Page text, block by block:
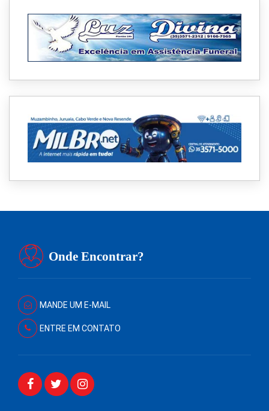
Onde Encontrar?
MANDE UM E-MAIL
ENTRE EM CONTATO